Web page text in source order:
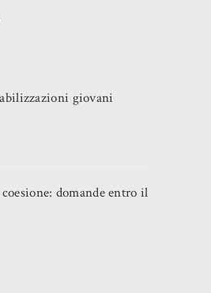
giovani
domande entro il